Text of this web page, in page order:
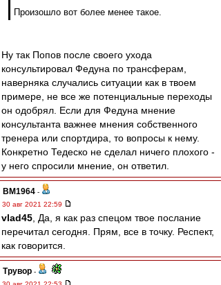
Произошло вот более менее такое.
Ну так Попов после своего ухода
консультировал Федуна по трансферам,
наверняка случались ситуации как в твоем
примере, не все же потенциальные переходы
он одобрял. Если для Федуна мнение
консультанта важнее мнения собственного
тренера или спортдира, то вопросы к нему.
Конкретно Тедеско не сделал ничего плохого -
у него спросили мнение, он ответил.
BM1964 -
30 авг 2021 22:59
vlad45 , Да, я как раз спецом твое послание
перечитал сегодня. Прям, все в точку. Респект,
как говорится.
Трувор -